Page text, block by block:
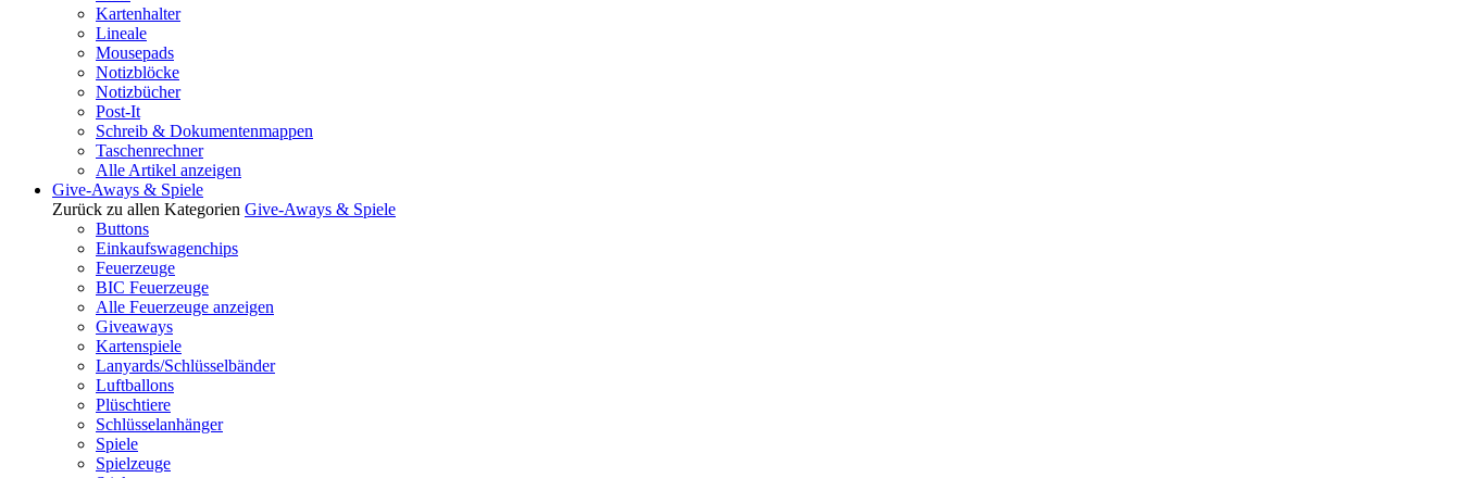
Kartenhalter
Lineale
Mousepads
Notizblöcke
Notizbücher
Post-It
Schreib & Dokumentenmappen
Taschenrechner
Alle Artikel anzeigen
Give-Aways & Spiele
Zurück zu allen Kategorien Give-Aways & Spiele
Buttons
Einkaufswagenchips
Feuerzeuge
BIC Feuerzeuge
Alle Feuerzeuge anzeigen
Giveaways
Kartenspiele
Lanyards/Schlüsselbänder
Luftballons
Plüschtiere
Schlüsselanhänger
Spiele
Spielzeuge